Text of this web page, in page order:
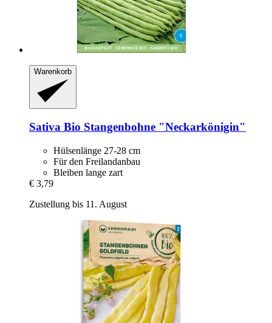
Warenkorb
Sativa Bio Stangenbohne "Neckarkönigin"
Hülsenlänge 27-28 cm
Für den Freilandanbau
Bleiben lange zart
€ 3,79
Zustellung bis 11. August